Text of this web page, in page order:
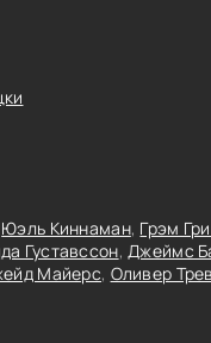
Юэль Киннаман, Грэм
Густавссон,Джеймс
Майерс, Оливер